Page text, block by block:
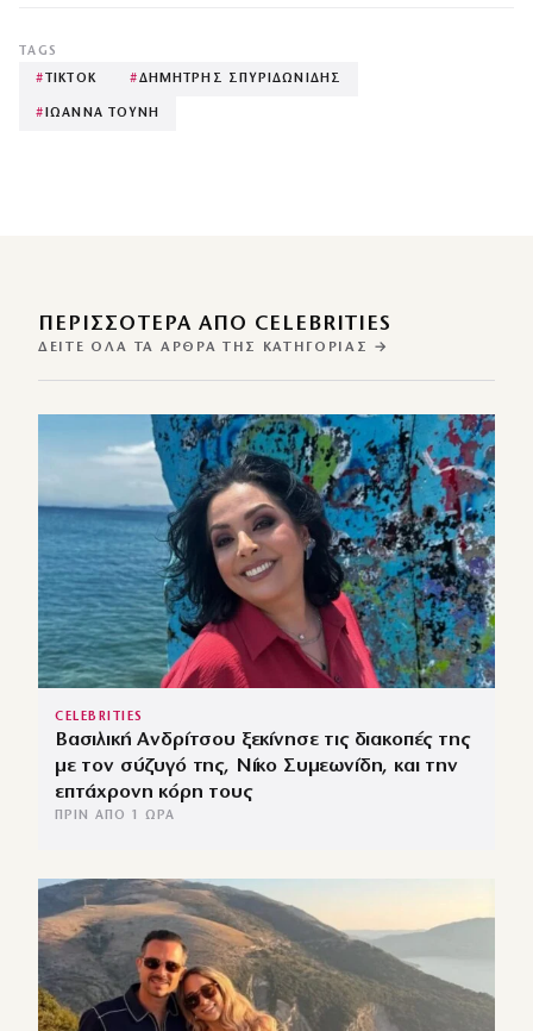
TAGS
# TIKTOK #ΔΗΜΗΤΡΗΣ ΣΠΥΡΙΔΩΝΙΔΗΣ
# ΙΩΑΝΝΑ ΤΟΥΝΗ
ΠΕΡΙΣΣΌΤΕΡΑ ΑΠΌ CELEBRITIES
ΔΕΊΤΕ ΌΛΑ ΤΑ ΆΡΘΡΑ ΤΗΣ ΚΑΤΗΓΟΡΊΑΣ →
CELEBRITIES
Βασιλική Ανδρίτσου ξεκίνησε τις διακοπές της
με τον σύζυγό της, Νίκο Συμεωνίδη, και την
επτάχρονη κόρη τους
ΠΡΙΝ ΑΠΌ 1 ΏΡΑ